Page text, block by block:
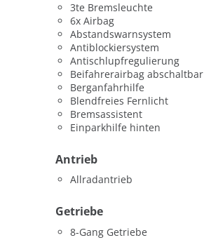
3te Bremsleuchte
6x Airbag
Abstandswarnsystem
Antiblockiersystem
Antischlupfregulierung
Beifahrerairbag abschaltbar
Berganfahrhilfe
Blendfreies Fernlicht
Bremsassistent
Einparkhilfe hinten
Antrieb
Allradantrieb
Getriebe
8-Gang Getriebe